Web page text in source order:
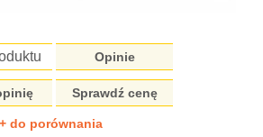
Opinie
Sprawdź cenę
+ do porównania